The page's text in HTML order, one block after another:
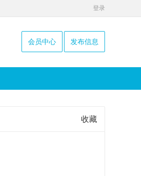
登录
会员中心 发布信息
收藏